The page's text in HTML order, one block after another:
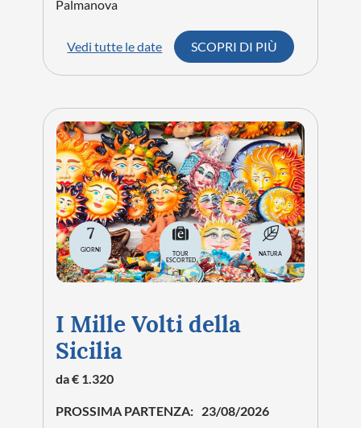
Palmanova
Vedi tutte le date SCOPRI DI PIÙ
7
GIORNI
TOUR
ESCORTED
NATURA
I Mille Volti della
Sicilia
da € 1.320
PROSSIMA PARTENZA: 23/08/2026